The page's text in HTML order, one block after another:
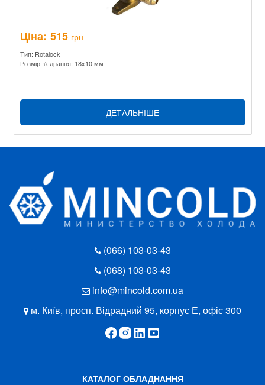
Ціна: 515 грн
Тип: Rotalock
Розмір з'єднання: 18x10 мм
ДЕТАЛЬНІШЕ
(066) 103-03-43
(068) 103-03-43
info@mincold.com.ua
м. Київ, просп. Відрадний 95, корпус Е, офіс 300
КАТАЛОГ ОБЛАДНАННЯ